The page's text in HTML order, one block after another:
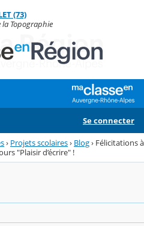
(73)
Topographie
Se connecter
› Projets scolaires› Blog› Félicitations à
"Plaisir d’écrire" !